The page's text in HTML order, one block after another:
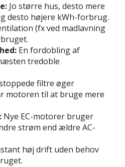
Jo større hus, desto mere
desto højere kWh-forbrug.
(fx ved madlavning
En fordobling af
tredoble
filtre øger
motoren til at bruge mere
Nye EC-motorer bruger
strøm end ældre AC-
høj drift uden behov